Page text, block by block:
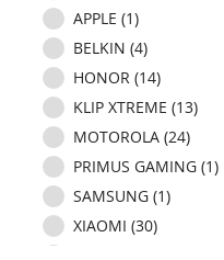
APPLE (1)
BELKIN (4)
HONOR (14)
KLIP XTREME (13)
MOTOROLA (24)
PRIMUS GAMING (1)
SAMSUNG (1)
XIAOMI (30)